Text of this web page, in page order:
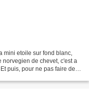
mini etoile sur fond blanc,
de chevet, c'est a
puis, pour ne pas faire de